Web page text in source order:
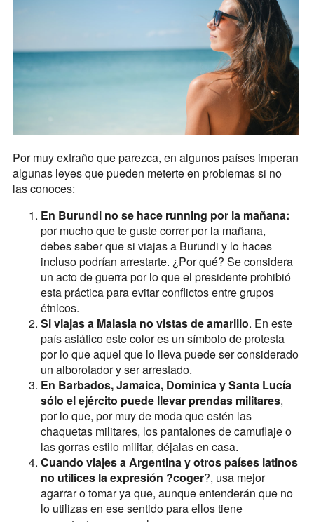
Por muy extraño que parezca, en algunos países imperan
algunas leyes que pueden meterte en problemas si no
las conoces:
En Burundi no se hace running por la mañana:
por mucho que te guste correr por la mañana,
debes saber que si viajas a Burundi y lo haces
incluso podrían arrestarte. ¿Por qué? Se considera
un acto de guerra por lo que el presidente prohibió
esta práctica para evitar conflictos entre grupos
étnicos.
Si viajas a Malasia no vistas de amarillo. En este
país asiático este color es un símbolo de protesta
por lo que aquel que lo lleva puede ser considerado
un alborotador y ser arrestado.
En Barbados, Jamaica, Dominica y Santa Lucía
sólo el ejército puede llevar prendas militares,
por lo que, por muy de moda que estén las
chaquetas militares, los pantalones de camuflaje o
las gorras estilo militar, déjalas en casa.
Cuando viajes a Argentina y otros países latinos
no utilices la expresión ?coger?, usa mejor
agarrar o tomar ya que, aunque entenderán que no
lo utilizas en ese sentido para ellos tiene